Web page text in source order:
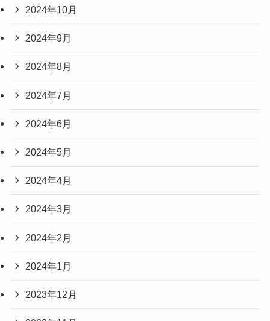
2024年10月
2024年9月
2024年8月
2024年7月
2024年6月
2024年5月
2024年4月
2024年3月
2024年2月
2024年1月
2023年12月